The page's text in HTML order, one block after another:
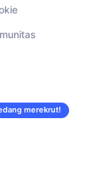
merekrut!